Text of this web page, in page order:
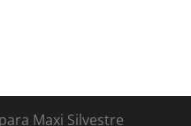
Maxi Silvestre